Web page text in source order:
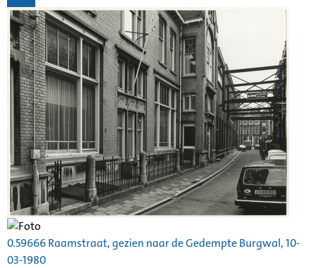
0.59666 Raamstraat, gezien naar deGedempteBurgwal, 10-
03-1980